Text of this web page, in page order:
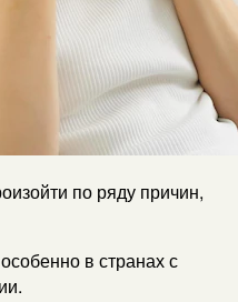
по ряду причин,
в странах с